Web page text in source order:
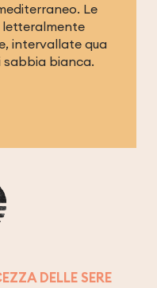
Le
intervallate qua
sabbia bianca.
DELLE SERE